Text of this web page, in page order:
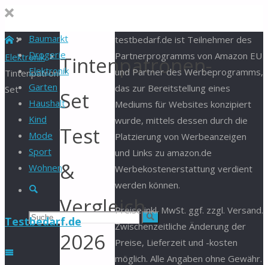
Baumarkt
Drogerie
Elektronik
Garten
Haushalt
Kind
Mode
Sport
Wohnen
Suche
Suchen Suche
Testbedarf.de
Start
Elektronik
Tintenpatronen-
Set
Tintenpatronen-
Set
Test
&
Vergleich
2026
testbedarf.de ist Teilnehmer des
Partnerprogramms von Amazon EU
und Partner des Werbeprogramms,
das zur Bereitstellung eines
Mediums für Websites konzipiert
wurde, mittels dessen durch die
Platzierung von Werbeanzeigen
und Links zu amazon.de
Werbekostenerstattung verdient
werden können.
Preise inkl. MwSt. ggf. zzgl. Versand.
Zwischenzeitliche Änderung der
Preise, Lieferzeit und -kosten
möglich. Alle Angaben ohne Gewähr.